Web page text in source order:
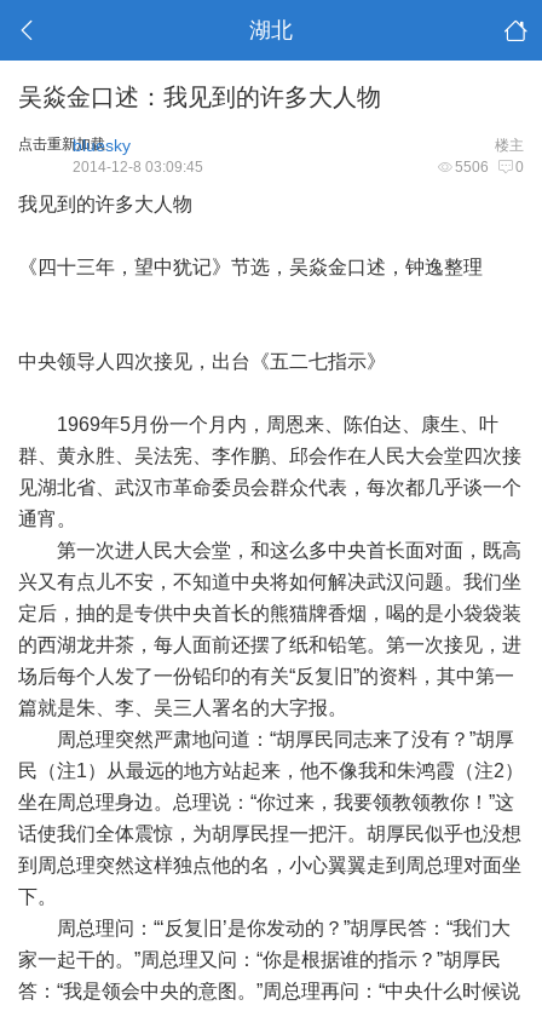
湖北
吴焱金口述：我见到的许多大人物
点击重新加载 楼主
bluesky
5506 0
2014-12-8 03:09:45
我见到的许多大人物
《四十三年，望中犹记》节选，吴焱金口述，钟逸整理
中央领导人四次接见，出台《五二七指示》
1969年5月份一个月内，周恩来、陈伯达、康生、叶
群、黄永胜、吴法宪、李作鹏、邱会作在人民大会堂四次接
见湖北省、武汉市革命委员会群众代表，每次都几乎谈一个
通宵。
第一次进人民大会堂，和这么多中央首长面对面，既高
兴又有点儿不安，不知道中央将如何解决武汉问题。我们坐
定后，抽的是专供中央首长的熊猫牌香烟，喝的是小袋袋装
的西湖龙井茶，每人面前还摆了纸和铅笔。第一次接见，进
场后每个人发了一份铅印的有关“反复旧”的资料，其中第一
篇就是朱、李、吴三人署名的大字报。
周总理突然严肃地问道：“胡厚民同志来了没有？”胡厚
民（注1）从最远的地方站起来，他不像我和朱鸿霞（注2）
坐在周总理身边。总理说：“你过来，我要领教领教你！”这
话使我们全体震惊，为胡厚民捏一把汗。胡厚民似乎也没想
到周总理突然这样独点他的名，小心翼翼走到周总理对面坐
下。
周总理问：“‘反复旧’是你发动的？”胡厚民答：“我们大
家一起干的。”周总理又问：“你是根据谁的指示？”胡厚民
答：“我是领会中央的意图。”周总理再问：“中央什么时候说